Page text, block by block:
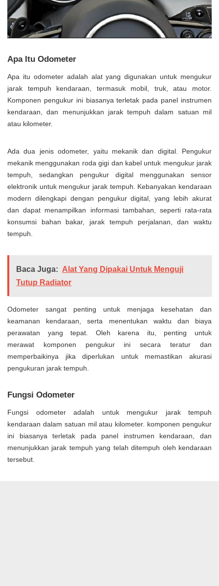
Apa Itu Odometer
Apa itu odometer adalah alat yang digunakan untuk mengukur
jarak tempuh kendaraan, termasuk mobil, truk, atau motor.
Komponen pengukur ini biasanya terletak pada panel instrumen
kendaraan, dan menunjukkan jarak tempuh dalam satuan mil
atau kilometer.
Ada dua jenis odometer, yaitu mekanik dan digital. Pengukur
mekanik menggunakan roda gigi dan kabel untuk mengukur jarak
tempuh, sedangkan pengukur digital menggunakan sensor
elektronik untuk mengukur jarak tempuh. Kebanyakan kendaraan
modern dilengkapi dengan pengukur digital, yang lebih akurat
dan dapat menampilkan informasi tambahan, seperti rata-rata
konsumsi bahan bakar, jarak tempuh perjalanan, dan waktu
tempuh.
Baca Juga: Alat Yang Dipakai Untuk Menguji
Tutup Radiator
Odometer sangat penting untuk menjaga kesehatan dan
keamanan kendaraan, serta menentukan waktu dan biaya
perawatan yang tepat. Oleh karena itu, penting untuk
merawat komponen pengukur ini secara teratur dan
memperbaikinya jika diperlukan untuk memastikan akurasi
pengukuran jarak tempuh.
Fungsi Odometer
Fungsi odometer adalah untuk mengukur jarak tempuh
kendaraan dalam satuan mil atau kilometer. komponen pengukur
ini biasanya terletak pada panel instrumen kendaraan, dan
menunjukkan jarak tempuh yang telah ditempuh oleh kendaraan
tersebut.